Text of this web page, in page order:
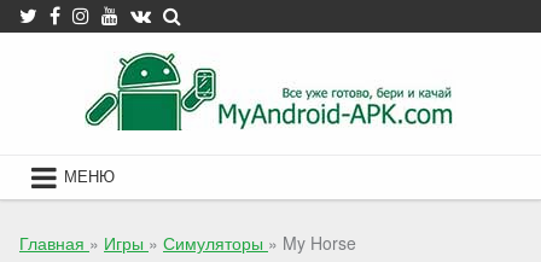
Skip
to
МЕНЮ
Главная » Игры » Симуляторы » My Horse